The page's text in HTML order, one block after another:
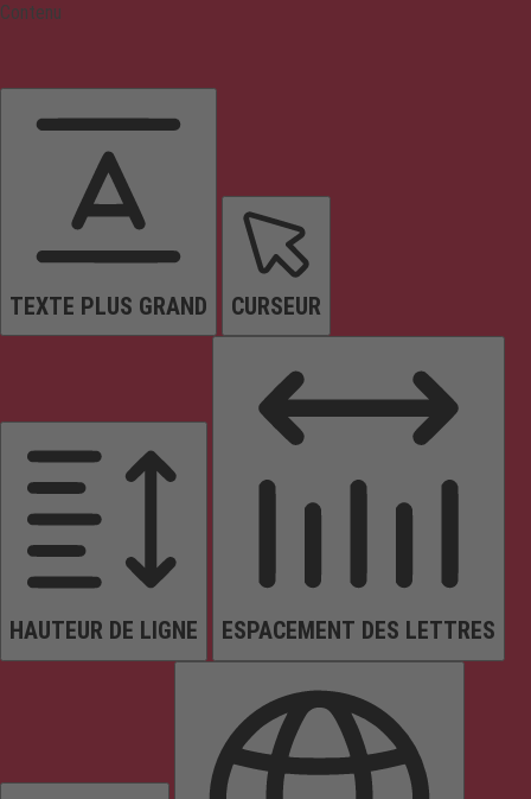
Contenu
TEXTE PLUS GRAND CURSEUR
HAUTEUR DE LIGNE ESPACEMENT DES LETTRES